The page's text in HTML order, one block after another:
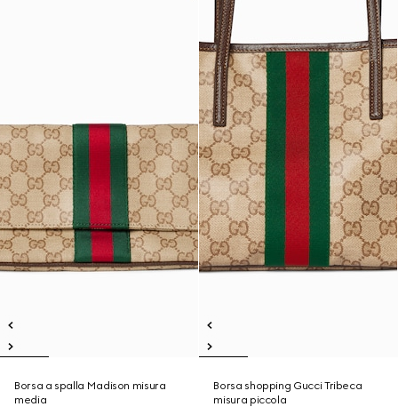
Borsa a spalla Madison misura
media
Borsa shopping Gucci Tribeca
misura piccola